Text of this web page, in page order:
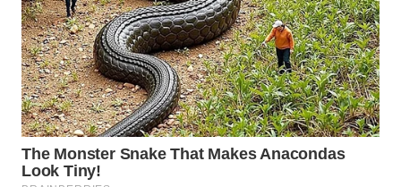
WN
DANAU
TOBA
WN
NIAS
WN